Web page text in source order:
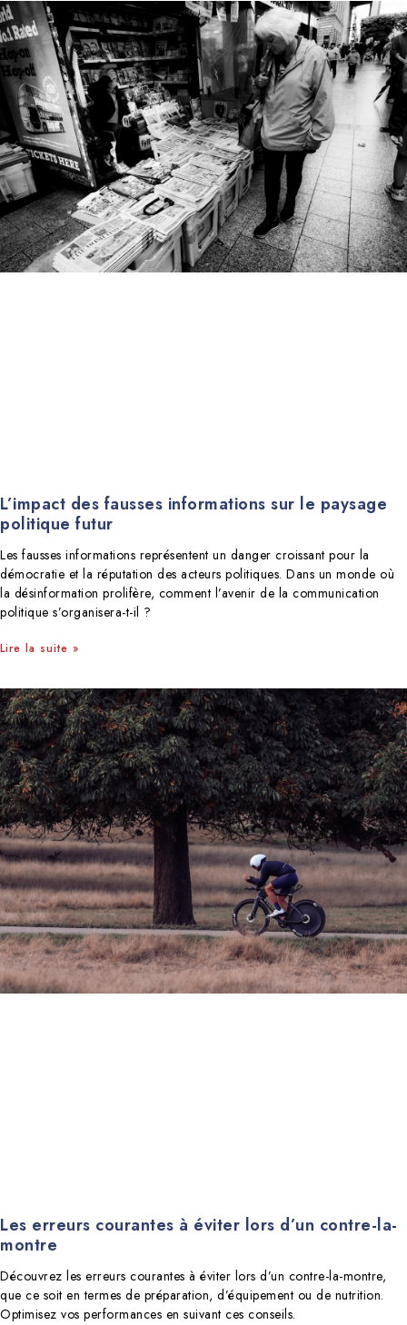
L’impact des fausses informations sur le paysage
politique futur
Les fausses informations représentent un danger croissant pour la
démocratie et la réputation des acteurs politiques. Dans un monde où
la désinformation prolifère, comment l’avenir de la communication
politique s’organisera-t-il ?
Lire la suite »
Les erreurs courantes à éviter lors d’un contre-la-
montre
Découvrez les erreurs courantes à éviter lors d’un contre-la-montre,
que ce soit en termes de préparation, d’équipement ou de nutrition.
Optimisez vos performances en suivant ces conseils.